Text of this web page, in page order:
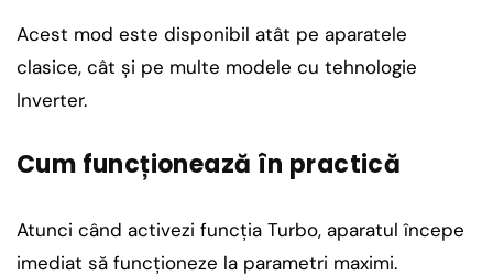
Acest mod este disponibil atât pe aparatele
clasice, cât și pe multe modele cu tehnologie
Inverter.
Cum funcționează în practică
Atunci când activezi funcția Turbo, aparatul începe
imediat să funcționeze la parametri maximi.